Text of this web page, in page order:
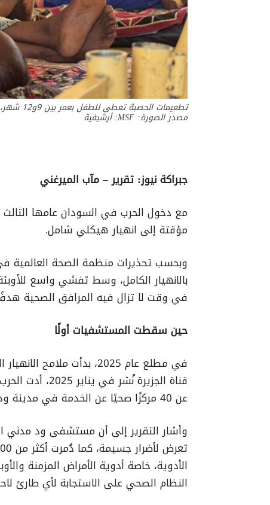
مصدر الصورة: MSF: أرشيفية.
جبراكة نيوز: تقرير – مآب الميرغني
مؤقتة إلى انهيار هيكلي شامل.
بالانهيار الكامل، وسط تفشي واسع
في وقت لا تزال فيه المرافق الصحية
حين سقطت المستشفيات أولًا
في مطلع عام 2025، بدأت
عن 40 مركزًا صحيًا عن الخدمة في مدينة ود مدني بولاية الجزيرة، بعد تعرضها لدمار واسع.
الأدوية، خاصة أدوية الأمراض المزمنة
النظام الصحي على الاستجابة لأي طارئ